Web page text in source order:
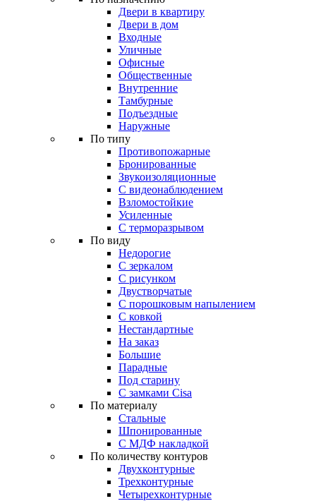
Двери в квартиру
Двери в дом
Входные
Уличные
Офисные
Общественные
Внутренние
Тамбурные
Подъездные
Наружные
По типу
Противопожарные
Бронированные
Звукоизоляционные
С видеонаблюдением
Взломостойкие
Усиленные
С терморазрывом
По виду
Недорогие
С зеркалом
С рисунком
Двустворчатые
С порошковым напылением
С ковкой
Нестандартные
На заказ
Большие
Парадные
Под старину
С замками Cisa
По материалу
Стальные
Шпонированные
С МДФ накладкой
По количеству контуров
Двухконтурные
Трехконтурные
Четырехконтурные